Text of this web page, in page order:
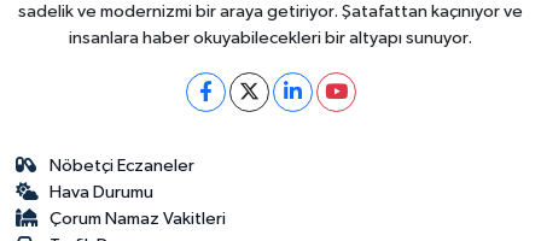
sadelik ve modernizmi bir araya getiriyor. Şatafattan kaçınıyor ve
insanlara haber okuyabilecekleri bir altyapı sunuyor.
Nöbetçi Eczaneler
Hava Durumu
Çorum Namaz Vakitleri